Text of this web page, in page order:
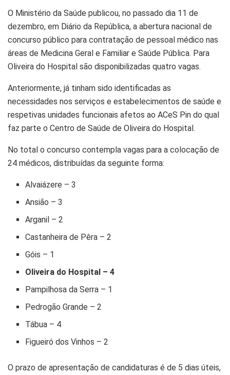
O Ministério da Saúde publicou, no passado dia 11 de
dezembro, em Diário da República, a abertura nacional de
concurso público para contratação de pessoal médico nas
áreas de Medicina Geral e Familiar e Saúde Pública. Para
Oliveira do Hospital são disponibilizadas quatro vagas.
Anteriormente, já tinham sido identificadas as
necessidades nos serviços e estabelecimentos de saúde e
respetivas unidades funcionais afetos ao ACeS Pin do qual
faz parte o Centro de Saúde de Oliveira do Hospital.
No total o concurso contempla vagas para a colocação de
24 médicos, distribuídas da seguinte forma:
Alvaiázere – 3
Ansião – 3
Arganil – 2
Castanheira de Pêra – 2
Góis – 1
Oliveira do Hospital – 4
Pampilhosa da Serra – 1
Pedrogão Grande – 2
Tábua – 4
Figueiró dos Vinhos – 2
O prazo de apresentação de candidaturas é de 5 dias úteis,